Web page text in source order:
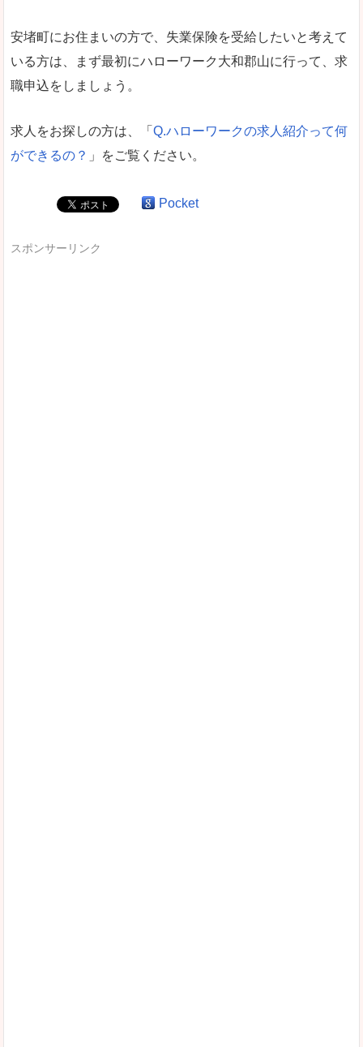
安堵町にお住まいの方で、失業保険を受給したいと考えて
いる方は、まず最初にハローワーク大和郡山に行って、求
職申込をしましょう。
求人をお探しの方は、「 Q.ハローワークの求人紹介って何
ができるの？ 」をご覧ください。
Pocket
スポンサーリンク